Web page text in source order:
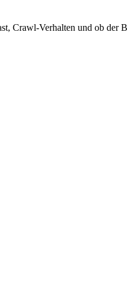
Crawl-Verhalten und ob der